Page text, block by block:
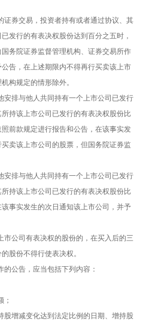
券交易，投资者持有或者通过协议、其
发行的有表决权股份达到百分之五时，
务院证券监督管理机构、证券交易所作
告，在上述期限内不得再行买卖该上市
构规定的情形除外。
安排与他人共同持有一个上市公司已发行
持该上市公司已发行的有表决权股份比
前款规定进行报告和公告，在该事实发
卖该上市公司的股票，但国务院证券监
安排与他人共同持有一个上市公司已发行
持该上市公司已发行的有表决权股份比
事实发生的次日通知该上市公司，并予
市公司有表决权的股份的，在买入后的三
股份不得行使表决权。
公告，应当包括下列内容：
；
股增减变化达到法定比例的日期、增持股